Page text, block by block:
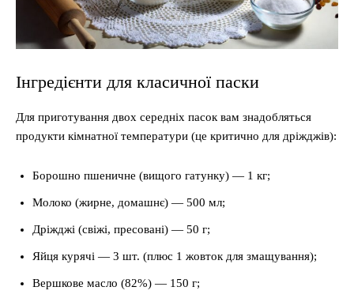
Інгредієнти для класичної паски
Для приготування двох середніх пасок вам знадобляться
продукти кімнатної температури (це критично для дріжджів):
Борошно пшеничне (вищого гатунку) — 1 кг;
Молоко (жирне, домашнє) — 500 мл;
Дріжджі (свіжі, пресовані) — 50 г;
Яйця курячі — 3 шт. (плюс 1 жовток для змащування);
Вершкове масло (82%) — 150 г;